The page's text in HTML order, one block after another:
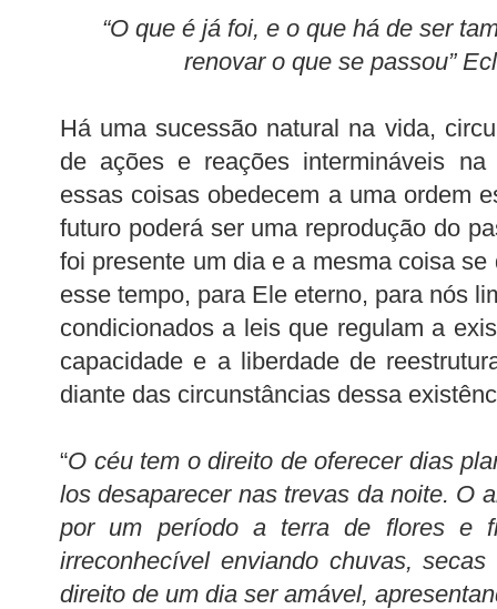
“O que é já foi, e o que há de ser
renovar o que se passou”
Há uma sucessão natural na vida,
de ações e reações intermináveis
essas coisas obedecem a uma ordem
futuro poderá ser uma reprodução do
foi presente um dia e a mesma coisa
esse tempo, para Ele eterno, para nós
condicionados a leis que regulam a
capacidade e a liberdade de
diante das circunstâncias dessa
“O céu tem o direito de oferecer dias
los desaparecer nas trevas da noite. O
por um período a terra de flores e
irreconhecível enviando chuvas,
direito de um dia ser amável,